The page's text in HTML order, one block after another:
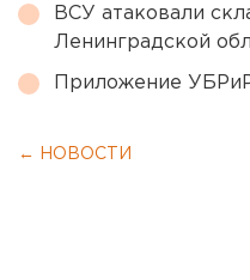
ВСУ атаковали
Ленинградской
Приложение
← НОВОСТИ